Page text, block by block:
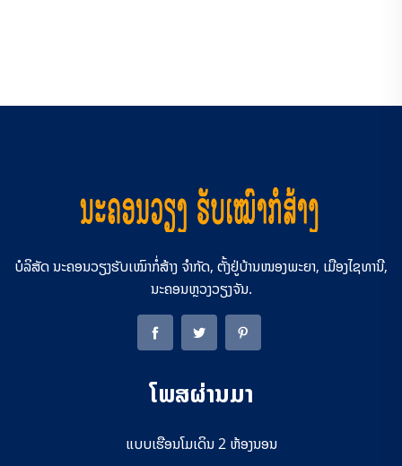
ບໍລິສັດ ນະຄອນວຽງຮັບເໝົາກໍ່ສ້າງ ຈຳກັດ, ຕັ້ງຢູ່ບ້ານໜອງພະຍາ, ເມືອງໄຊທານີ,
ນະຄອນຫຼວງວຽງຈັນ.
ໂພສຜ່ານມາ
ແບບເຮືອນໂມເດິນ 2 ຫ້ອງນອນ